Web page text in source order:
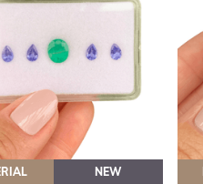
NEW